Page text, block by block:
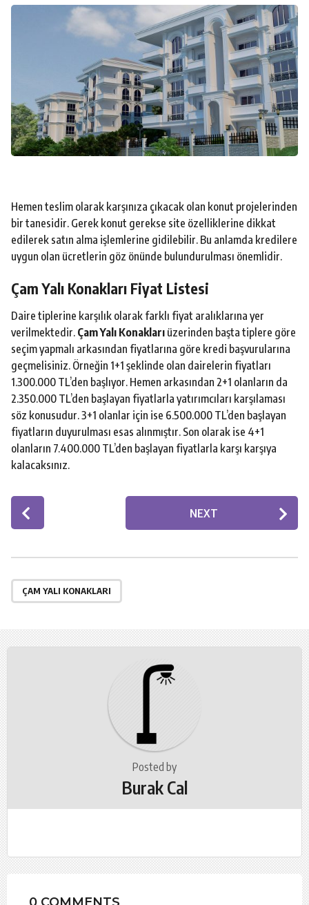
Hemen teslim olarak karşınıza çıkacak olan konut projelerinden
bir tanesidir. Gerek konut gerekse site özelliklerine dikkat
edilerek satın alma işlemlerine gidilebilir. Bu anlamda kredilere
uygun olan ücretlerin göz önünde bulundurulması önemlidir.
Çam Yalı Konakları Fiyat Listesi
Daire tiplerine karşılık olarak farklı fiyat aralıklarına yer
verilmektedir. Çam Yalı Konakları üzerinden başta tiplere göre
seçim yapmalı arkasından fiyatlarına göre kredi başvurularına
geçmelisiniz. Örneğin 1+1 şeklinde olan dairelerin fiyatları
1.300.000 TL’den başlıyor. Hemen arkasından 2+1 olanların da
2.350.000 TL’den başlayan fiyatlarla yatırımcıları karşılaması
söz konusudur. 3+1 olanlar için ise 6.500.000 TL’den başlayan
fiyatların duyurulması esas alınmıştır. Son olarak ise 4+1
olanların 7.400.000 TL’den başlayan fiyatlarla karşı karşıya
kalacaksınız.
P
o
t
P
i
n
NEXT
ÇAM YALI KONAKLARI
Posted by
Burak Cal